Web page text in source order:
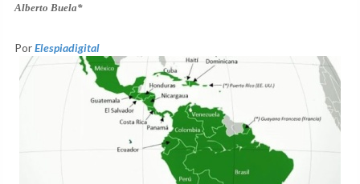
Alberto Buela*
PorElespiadigital